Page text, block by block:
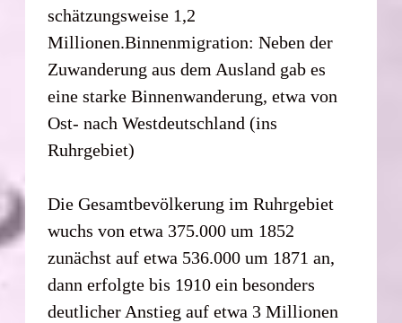
schätzungsweise 1,2
Millionen.Binnenmigration: Neben der
Zuwanderung aus dem Ausland gab es
eine starke Binnenwanderung, etwa von
Ost- nach Westdeutschland (ins
Ruhrgebiet)
Die Gesamtbevölkerung im Ruhrgebiet
wuchs von etwa 375.000 um 1852
zunächst auf etwa 536.000 um 1871 an,
dann erfolgte bis 1910 ein besonders
deutlicher Anstieg auf etwa 3 Millionen